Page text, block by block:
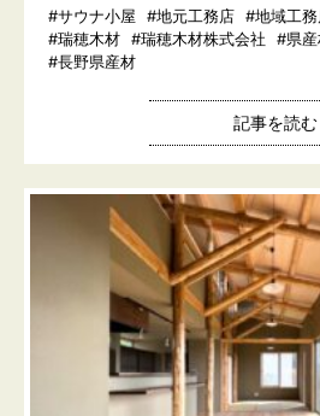
#サウナ小屋 #地元工務店 #地域工
#瑞穂木材 #瑞穂木材株式会社 #県
#長野県産材
記事を読む